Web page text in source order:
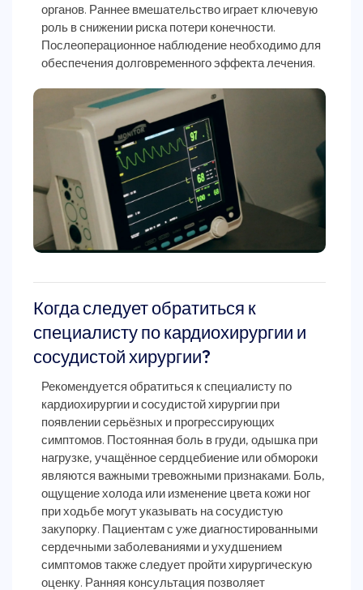
органов. Раннее вмешательство играет ключевую
роль в снижении риска потери конечности.
Послеоперационное наблюдение необходимо для
обеспечения долговременного эффекта лечения.
Когда следует обратиться к
специалисту по кардиохирургии и
сосудистой хирургии?
Рекомендуется обратиться к специалисту по
кардиохирургии и сосудистой хирургии при
появлении серьёзных и прогрессирующих
симптомов. Постоянная боль в груди, одышка при
нагрузке, учащённое сердцебиение или обмороки
являются важными тревожными признаками. Боль,
ощущение холода или изменение цвета кожи ног
при ходьбе могут указывать на сосудистую
закупорку. Пациентам с уже диагностированными
сердечными заболеваниями и ухудшением
симптомов также следует пройти хирургическую
оценку. Ранняя консультация позволяет